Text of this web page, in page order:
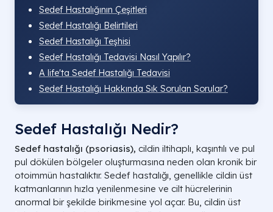
Sedef Hastalığının Çeşitleri
Sedef Hastalığı Belirtileri
Sedef Hastalığı Teşhisi
Sedef Hastalığı Tedavisi Nasıl Yapılır?
A life'ta Sedef Hastalığı Tedavisi
Sedef Hastalığı Hakkında Sık Sorulan Sorular?
Sedef Hastalığı Nedir?
Sedef hastalığı (psoriasis), cildin iltihaplı, kaşıntılı ve pul
pul dökülen bölgeler oluşturmasına neden olan kronik bir
otoimmün hastalıktır. Sedef hastalığı, genellikle cildin üst
katmanlarının hızla yenilenmesine ve cilt hücrelerinin
anormal bir şekilde birikmesine yol açar. Bu, cildin üst